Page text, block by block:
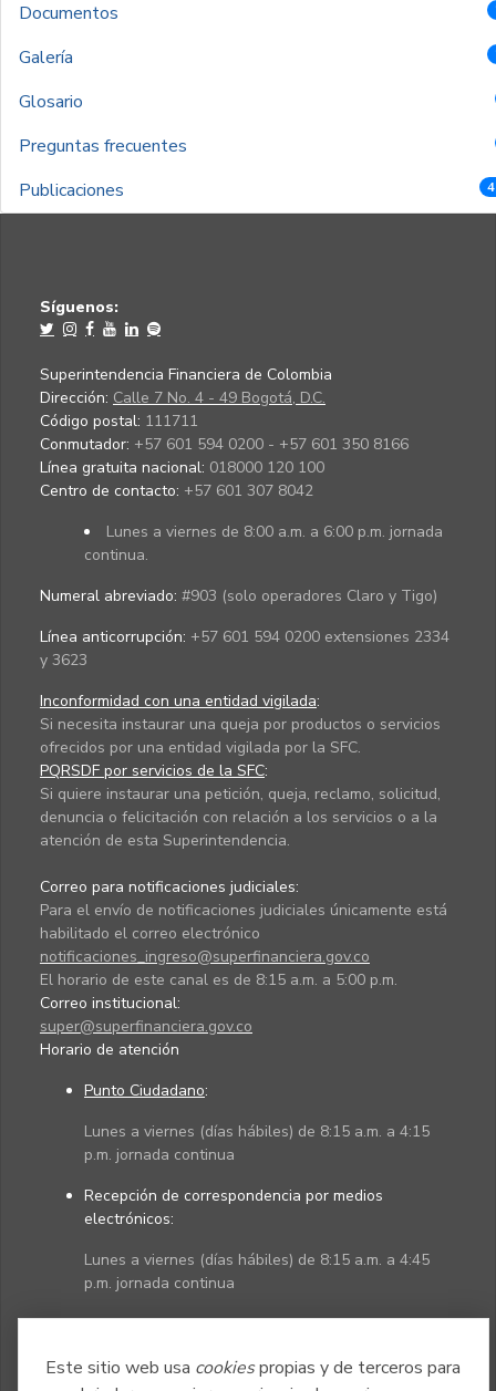
Este sitio web usa cookiespropias y de terceros para
Documentos
Galería
Glosario
Preguntas frecuentes
Publicaciones
Síguenos:
Superintendencia Financiera de Colombia
Dirección: Calle 7 No. 4 - 49 Bogotá, D.C.
Código postal: 111711
Conmutador: +57 601 594 0200 - +57 601 350 8166
Línea gratuita nacional: 018000 120 100
Centro de contacto: +57 601 307 8042
Lunes a viernes de 8:00 a.m. a 6:00 p.m. jornada
continua.
Numeral abreviado: #903 (solo operadores Claro y Tigo)
Línea anticorrupción: +57 601 594 0200 extensiones 2334
y 3623
Inconformidad con una entidad vigilada:
Si necesita instaurar una queja por productos o servicios
ofrecidos por una entidad vigilada por la SFC.
PQRSDF por servicios de la SFC:
Si quiere instaurar una petición, queja, reclamo, solicitud,
denuncia o felicitación con relación a los servicios o a la
atención de esta Superintendencia.
Correo para notificaciones judiciales:
Para el envío de notificaciones judiciales únicamente está
habilitado el correo electrónico
notificaciones_ingreso@superfinanciera.gov.co
El horario de este canal es de 8:15 a.m. a 5:00 p.m.
Correo institucional:
super@superfinanciera.gov.co
Horario de atención
Punto Ciudadano:
Lunes a viernes (días hábiles) de 8:15 a.m. a 4:15
p.m. jornada continua
Recepción de correspondencia por medios
electrónicos:
Lunes a viernes (días hábiles) de 8:15 a.m. a 4:45
p.m. jornada continua